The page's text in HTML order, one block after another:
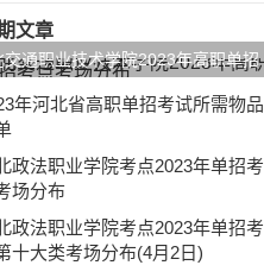
文章
交通职业技术学院2023年高职单招
考场分布
年河北省高职单招考试所需物品
政法职业学院考点2023年单招考
场分布
政法职业学院考点2023年单招考
十大类考场分布(4月2日)